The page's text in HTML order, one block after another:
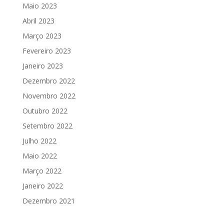
Maio 2023
Abril 2023
Março 2023
Fevereiro 2023
Janeiro 2023
Dezembro 2022
Novembro 2022
Outubro 2022
Setembro 2022
Julho 2022
Maio 2022
Março 2022
Janeiro 2022
Dezembro 2021